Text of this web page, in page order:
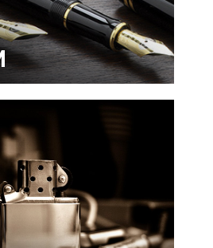
Зодиака
Подарки по
профессиям и
увлечениям